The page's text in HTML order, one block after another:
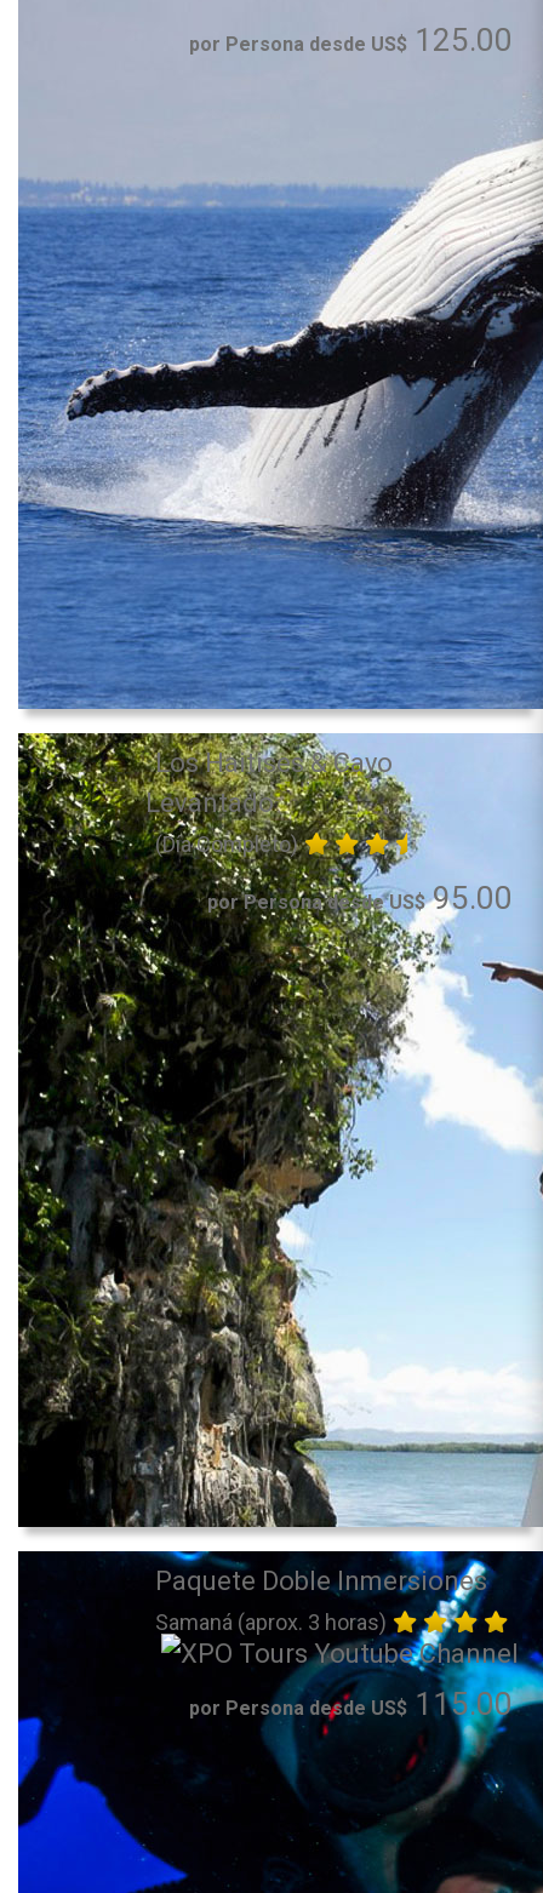
por Persona desde US$ 125.00
Los Haitises & Cayo
Levantado
(Día Completo)
por Persona desde US$95.00
Paquete Doble Inmersiones
Samaná (aprox. 3 horas)
por Persona desde US$ 115.00